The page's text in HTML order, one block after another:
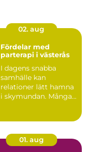
02. aug
Fördelar med
parterapi i västerås
I dagens snabba
samhälle kan
relationer lätt hamna
i skymundan. Många
01. aug